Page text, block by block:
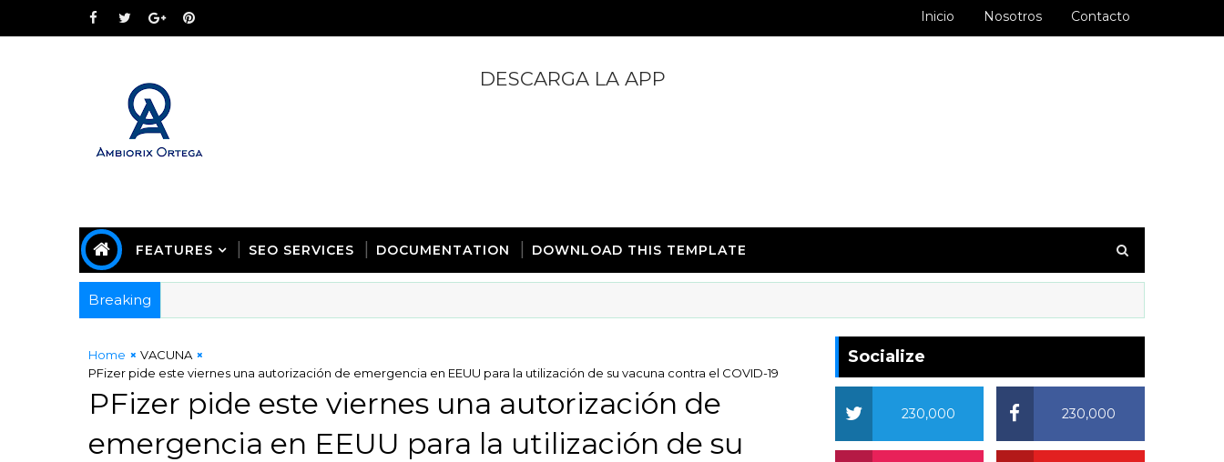
Inicio Nosotros Contacto
DESCARGA LA APP
FEATURES SEO SERVICES DOCUMENTATION DOWNLOAD THIS TEMPLATE
Breaking
Home
VACUNA
PFizer pide este viernes una autorización de emergencia en EEUU para la utilización de su vacuna contra el COVID-19
PFizer pide este viernes una autorización de
emergencia en EEUU para la utilización de su
Socialize
230,000
230,000